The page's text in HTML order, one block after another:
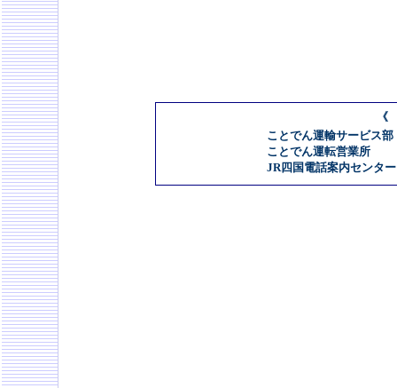
ことでん運輸サービス
ことでん運転営業所
JR四国電話案内センタ